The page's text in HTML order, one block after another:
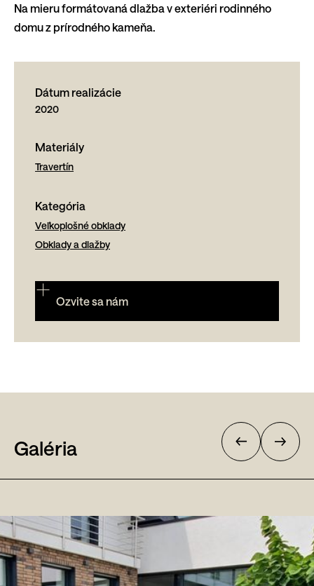
Na mieru formátovaná dlažba v exteriéri rodinného
domu z prírodného kameňa.
Dátum realizácie
2020
Materiály
Travertín
Kategória
Veľkoplošné obklady
Obklady a dlažby
Ozvite sa nám
Galéria